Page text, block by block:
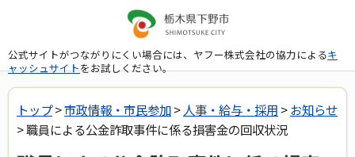
公式サイトがつながりにくい場合には、ヤフー株式会社の協力によるキ
ャッシュサイトをお試しください。
トップ>市政情報・市民参加> 人事・給与・採用 >お知らせ
> 職員による公金詐取事件に係る損害金の回収状況